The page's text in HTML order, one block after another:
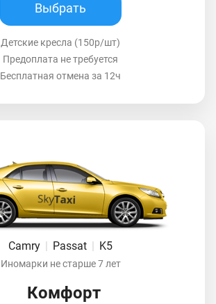
Выбрать
Детские кресла (150р/шт)
Предоплата не требуется
Бесплатная отмена за 12ч
Camry Passat K5
Иномарки не старше 7 лет
Комфорт